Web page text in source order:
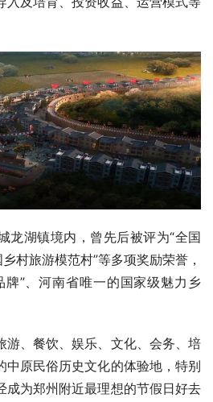
龙湖镇境内，曾先后被评为“全国
村旅游模范村”等多项奖励荣誉，
牌”、河南省唯一的国家级魅力乡
游、餐饮、娱乐、文化、会务、培
中原民俗历史文化的体验地，特别
成为郑州附近最理想的节假日好去